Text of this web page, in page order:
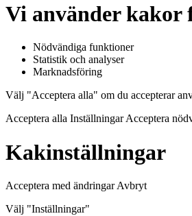
Vi använder kakor
Nödvändiga funktioner
Statistik och analyser
Marknadsföring
Välj "Acceptera alla" om du accepterar
Acceptera alla Inställningar Acceptera
Kakinställningar
Acceptera med ändringar Avbryt
Välj "Inställningar"